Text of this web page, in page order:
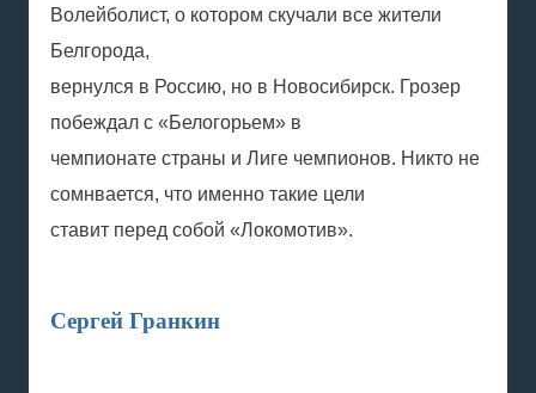
Волейболист, о котором скучали все жители
Белгорода,
вернулся в Россию, но в Новосибирск. Грозер
побеждал с «Белогорьем» в
чемпионате страны и Лиге чемпионов. Никто не
сомнвается, что именно такие цели
ставит перед собой «Локомотив».
Сергей Гранкин